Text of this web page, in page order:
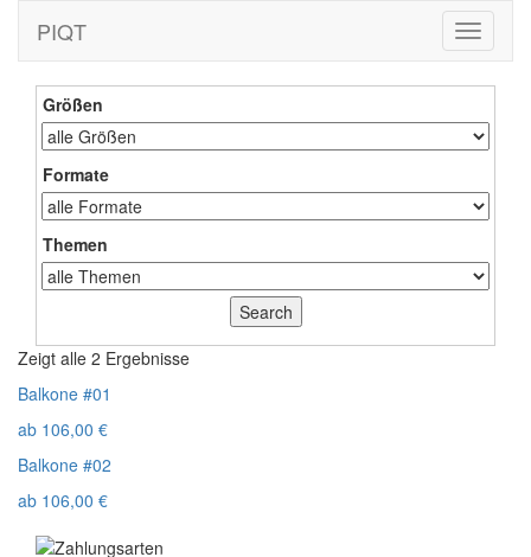
Toggle
PIQT
Größen
Formate
Themen
Zeigt alle 2 Ergebnisse
Balkone #01
ab 106,00 €
Balkone #02
ab 106,00 €